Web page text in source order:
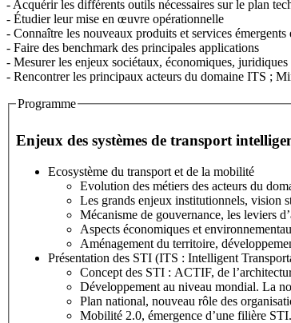
- Acquérir les différents outils nécessaires sur le plan
- Étudier leur mise en œuvre opérationnelle
- Connaître les nouveaux produits et services émergents
- Faire des benchmark des principales applications
- Mesurer les enjeux sociétaux, économiques, juridiques
- Rencontrer les principaux acteurs du domaine ITS ;
Programme
Enjeux des systèmes de transport
Ecosystème du transport et de la mobilité
Evolution des métiers des acteurs du
Les grands enjeux institutionnels, vision
Mécanisme de gouvernance, les leviers
Aspects économiques et
Aménagement du territoire,
Présentation des STI (ITS : Intelligent
Concept des STI : ACTIF, de
Développement au niveau mondial. La
Plan national, nouveau rôle des
Mobilité 2.0, émergence d’une filière